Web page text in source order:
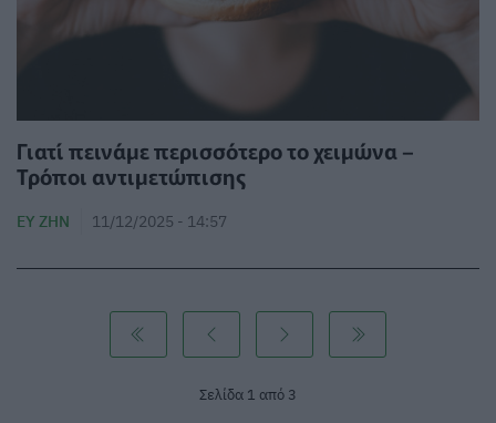
Γιατί πεινάμε περισσότερο το χειμώνα –
Τρόποι αντιμετώπισης
ΕΥ ΖΗΝ 11/12/2025 - 14:57
Σελίδα 1 από 3